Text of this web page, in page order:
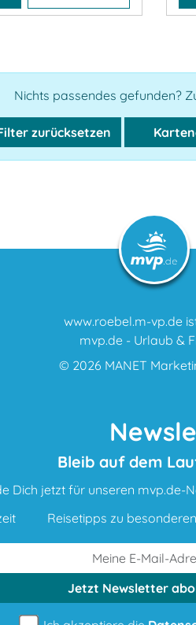
Nichts passendes gefunden?
zurücksetzen
www.roebel.m-vp.de
mvp.de - Urlaub &
© 2026 MANET
Bleib auf dem
Dich jetzt für unseren mvp.de-
Reisetipps zu
Jetzt Newsletter